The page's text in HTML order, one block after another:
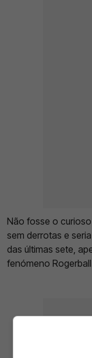
Não fosse o
sem derrotas e
das últimas sete,
fenómeno